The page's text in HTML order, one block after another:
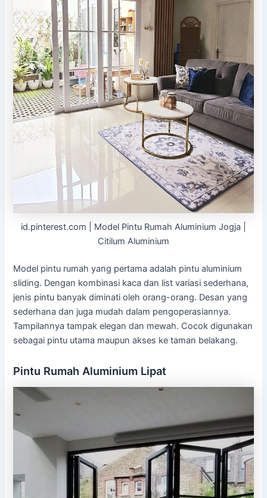
id.pinterest.com | Model Pintu Rumah Aluminium Jogja |
Citilum Aluminium
Model pintu rumah yang pertama adalah pintu aluminium
sliding. Dengan kombinasi kaca dan list variasi sederhana,
jenis pintu banyak diminati oleh orang-orang. Desan yang
sederhana dan juga mudah dalam pengoperasiannya.
Tampilannya tampak elegan dan mewah. Cocok digunakan
sebagai pintu utama maupun akses ke taman belakang.
Pintu Rumah Aluminium Lipat